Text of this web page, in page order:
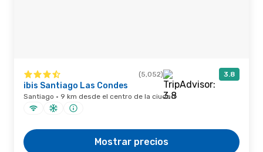
(5,052) 3.8
ibis Santiago Las Condes
Santiago · 9 km desde el centro de la ciudad
Mostrar precios